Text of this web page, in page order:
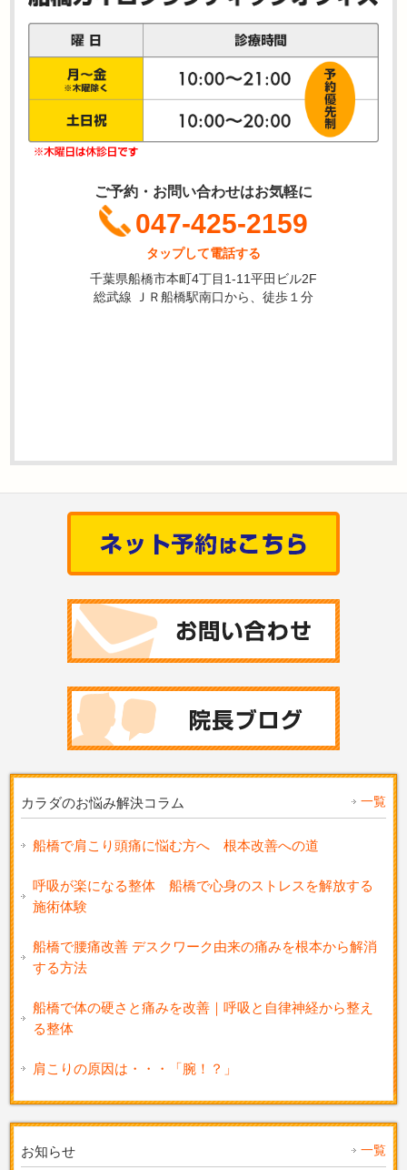
ご予約・お問い合わせはお気軽に
047-425-2159
タップして電話する
千葉県船橋市本町4丁目1-11平田ビル2F
総武線 ＪＲ船橋駅南口から、徒歩１分
カラダのお悩み解決コラム 一覧
船橋で肩こり頭痛に悩む方へ 根本改善への道
呼吸が楽になる整体 船橋で心身のストレスを解放する
施術体験
船橋で腰痛改善 デスクワーク由来の痛みを根本から解消
する方法
船橋で体の硬さと痛みを改善｜呼吸と自律神経から整え
る整体
肩こりの原因は・・・「腕！？」
お知らせ 一覧